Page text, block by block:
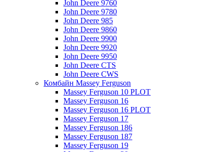
John Deere 9760
John Deere 9780
John Deere 985
John Deere 9860
John Deere 9900
John Deere 9920
John Deere 9950
John Deere CTS
John Deere CWS
Комбайн Massey Ferguson
Massey Ferguson 10 PLOT
Massey Ferguson 16
Massey Ferguson 16 PLOT
Massey Ferguson 17
Massey Ferguson 186
Massey Ferguson 187
Massey Ferguson 19